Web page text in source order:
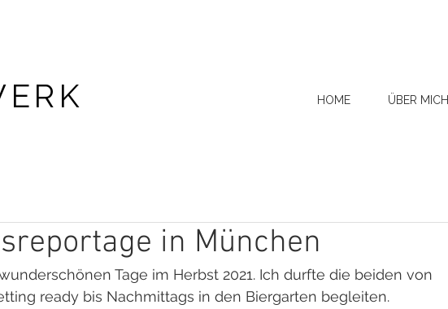
HOME ÜBER MICH
in München
Tage im Herbst 2021. Ich durfte die beiden von
ready bis Nachmittags in den Biergarten begleiten.